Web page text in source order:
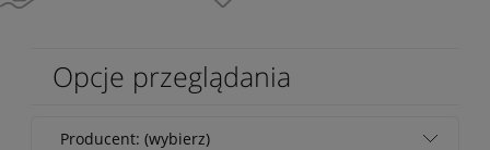
Opcje przeglądania
Producent: (wybierz)